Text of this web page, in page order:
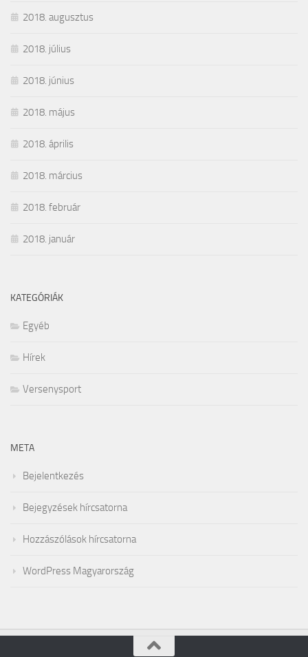
2018. augusztus
2018. július
2018. június
2018. május
2018. április
2018. március
2018. február
2018. január
KATEGÓRIÁK
Egyéb
Hírek
Versenysport
META
Bejelentkezés
Bejegyzések hírcsatorna
Hozzászólások hírcsatorna
WordPress Magyarország